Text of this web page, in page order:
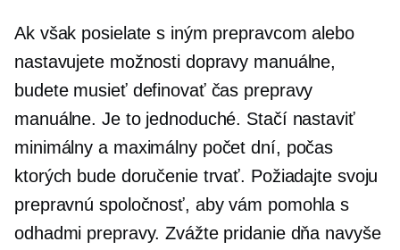
Ak však posielate s iným prepravcom alebo
nastavujete možnosti dopravy manuálne,
budete musieť definovať čas prepravy
manuálne. Je to jednoduché. Stačí nastaviť
minimálny a maximálny počet dní, počas
ktorých bude doručenie trvať. Požiadajte svoju
prepravnú spoločnosť, aby vám pomohla s
odhadmi prepravy. Zvážte pridanie dňa navyše